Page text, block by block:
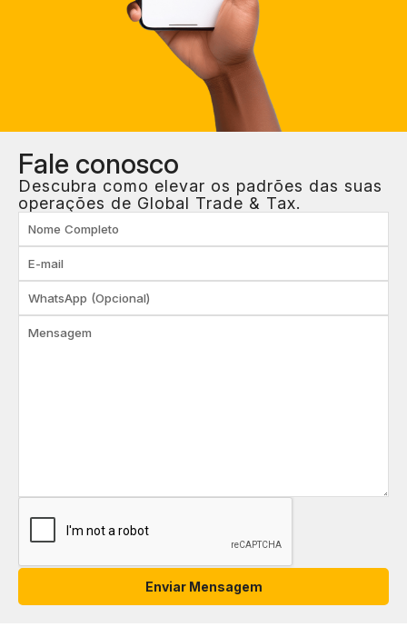
Fale conosco
Descubra como elevar os padrões das suas
operações de Global Trade & Tax.